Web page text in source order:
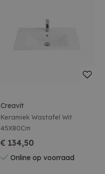
Creavit
Keramiek Wastafel Wit
45X80Cm
€ 134,50
Online op voorraad